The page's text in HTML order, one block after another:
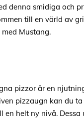
denna smidiga och
till en värld av
Mustang.
pizzor är en
pizzaugn kan du
en helt ny nivå. Dessa